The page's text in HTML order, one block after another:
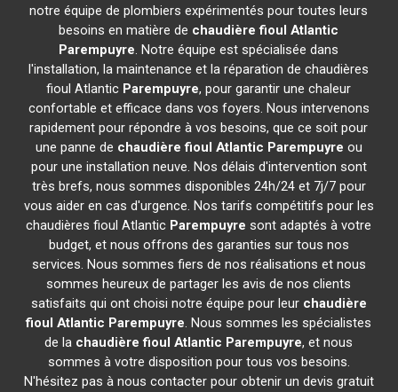
notre équipe de plombiers expérimentés pour toutes leurs
besoins en matière de chaudière fioul Atlantic
Parempuyre. Notre équipe est spécialisée dans
l'installation, la maintenance et la réparation de chaudières
fioul Atlantic Parempuyre, pour garantir une chaleur
confortable et efficace dans vos foyers. Nous intervenons
rapidement pour répondre à vos besoins, que ce soit pour
une panne de chaudière fioul Atlantic Parempuyre ou
pour une installation neuve. Nos délais d'intervention sont
très brefs, nous sommes disponibles 24h/24 et 7j/7 pour
vous aider en cas d'urgence. Nos tarifs compétitifs pour les
chaudières fioul Atlantic Parempuyre sont adaptés à votre
budget, et nous offrons des garanties sur tous nos
services. Nous sommes fiers de nos réalisations et nous
sommes heureux de partager les avis de nos clients
satisfaits qui ont choisi notre équipe pour leur chaudière
fioul Atlantic Parempuyre. Nous sommes les spécialistes
de la chaudière fioul Atlantic Parempuyre, et nous
sommes à votre disposition pour tous vos besoins.
N'hésitez pas à nous contacter pour obtenir un devis gratuit